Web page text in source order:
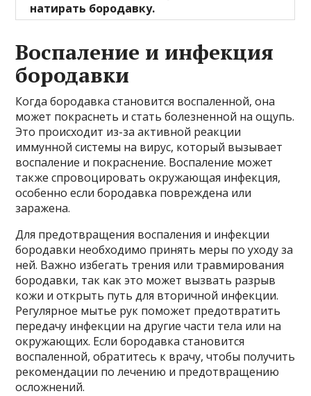
натирать бородавку.
Воспаление и инфекция
бородавки
Когда бородавка становится воспаленной, она
может покраснеть и стать болезненной на ощупь.
Это происходит из-за активной реакции
иммунной системы на вирус, который вызывает
воспаление и покраснение. Воспаление может
также спровоцировать окружающая инфекция,
особенно если бородавка повреждена или
заражена.
Для предотвращения воспаления и инфекции
бородавки необходимо принять меры по уходу за
ней. Важно избегать трения или травмирования
бородавки, так как это может вызвать разрыв
кожи и открыть путь для вторичной инфекции.
Регулярное мытье рук поможет предотвратить
передачу инфекции на другие части тела или на
окружающих. Если бородавка становится
воспаленной, обратитесь к врачу, чтобы получить
рекомендации по лечению и предотвращению
осложнений.